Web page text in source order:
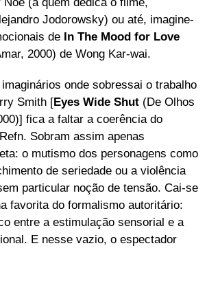
Jodorowsky) ou até, imagine-
de In The Mood for Love
2000) de Wong Kar-wai.
onde sobressai o trabalho
Smith [Eyes Wide Shut (De Olhos
fica a faltar a coerência do
Sobram assim apenas
o mutismo dos personagens como
de seriedade ou a violência
particular noção de tensão. Cai-se
favorita do formalismo autoritário:
entre a estimulação sensorial e a
E nesse vazio, o espectador